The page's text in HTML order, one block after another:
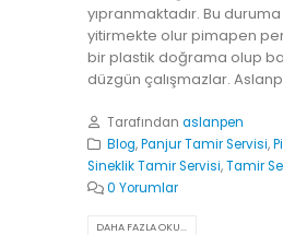
yıpranmaktadır. Bu
yitirmekte olur pimapen
bir plastik doğrama olup
düzgün çalışmazlar.
Tarafından aslanpen
Blog,Panjur Tamir Servisi,
Sineklik Tamir Servisi,Tamir
0 Yorumlar
DAHA FAZLA OKU...